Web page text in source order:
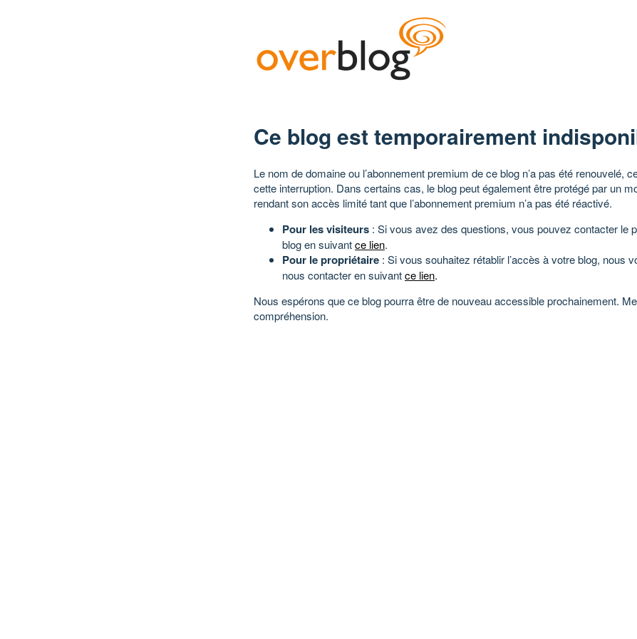
Ce blog est temporairement
Le nom de domaine ou l’abonnement premium de ce blog n’a pas été renouvelé,
cette interruption. Dans certains cas, le blog peut également être protégé par un
rendant son accès limité tant que l’abonnement premium n’a pas été réactivé.
Pour les visiteurs : Si vous avez des questions, vous pouvez contacter le
blog en suivantce lien.
Pour le propriétaire : Si vous souhaitez rétablir l’accès à votre blog, nous
nous contacter en suivantce lien.
Nous espérons que ce blog pourra être de nouveau accessible prochainement.
compréhension.